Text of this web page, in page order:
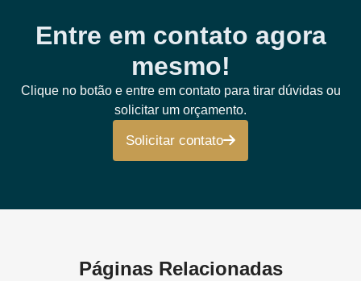
Entre em contato agora
mesmo!
Clique no botão e entre em contato para tirar dúvidas ou
solicitar um orçamento.
Solicitar contato
Páginas Relacionadas